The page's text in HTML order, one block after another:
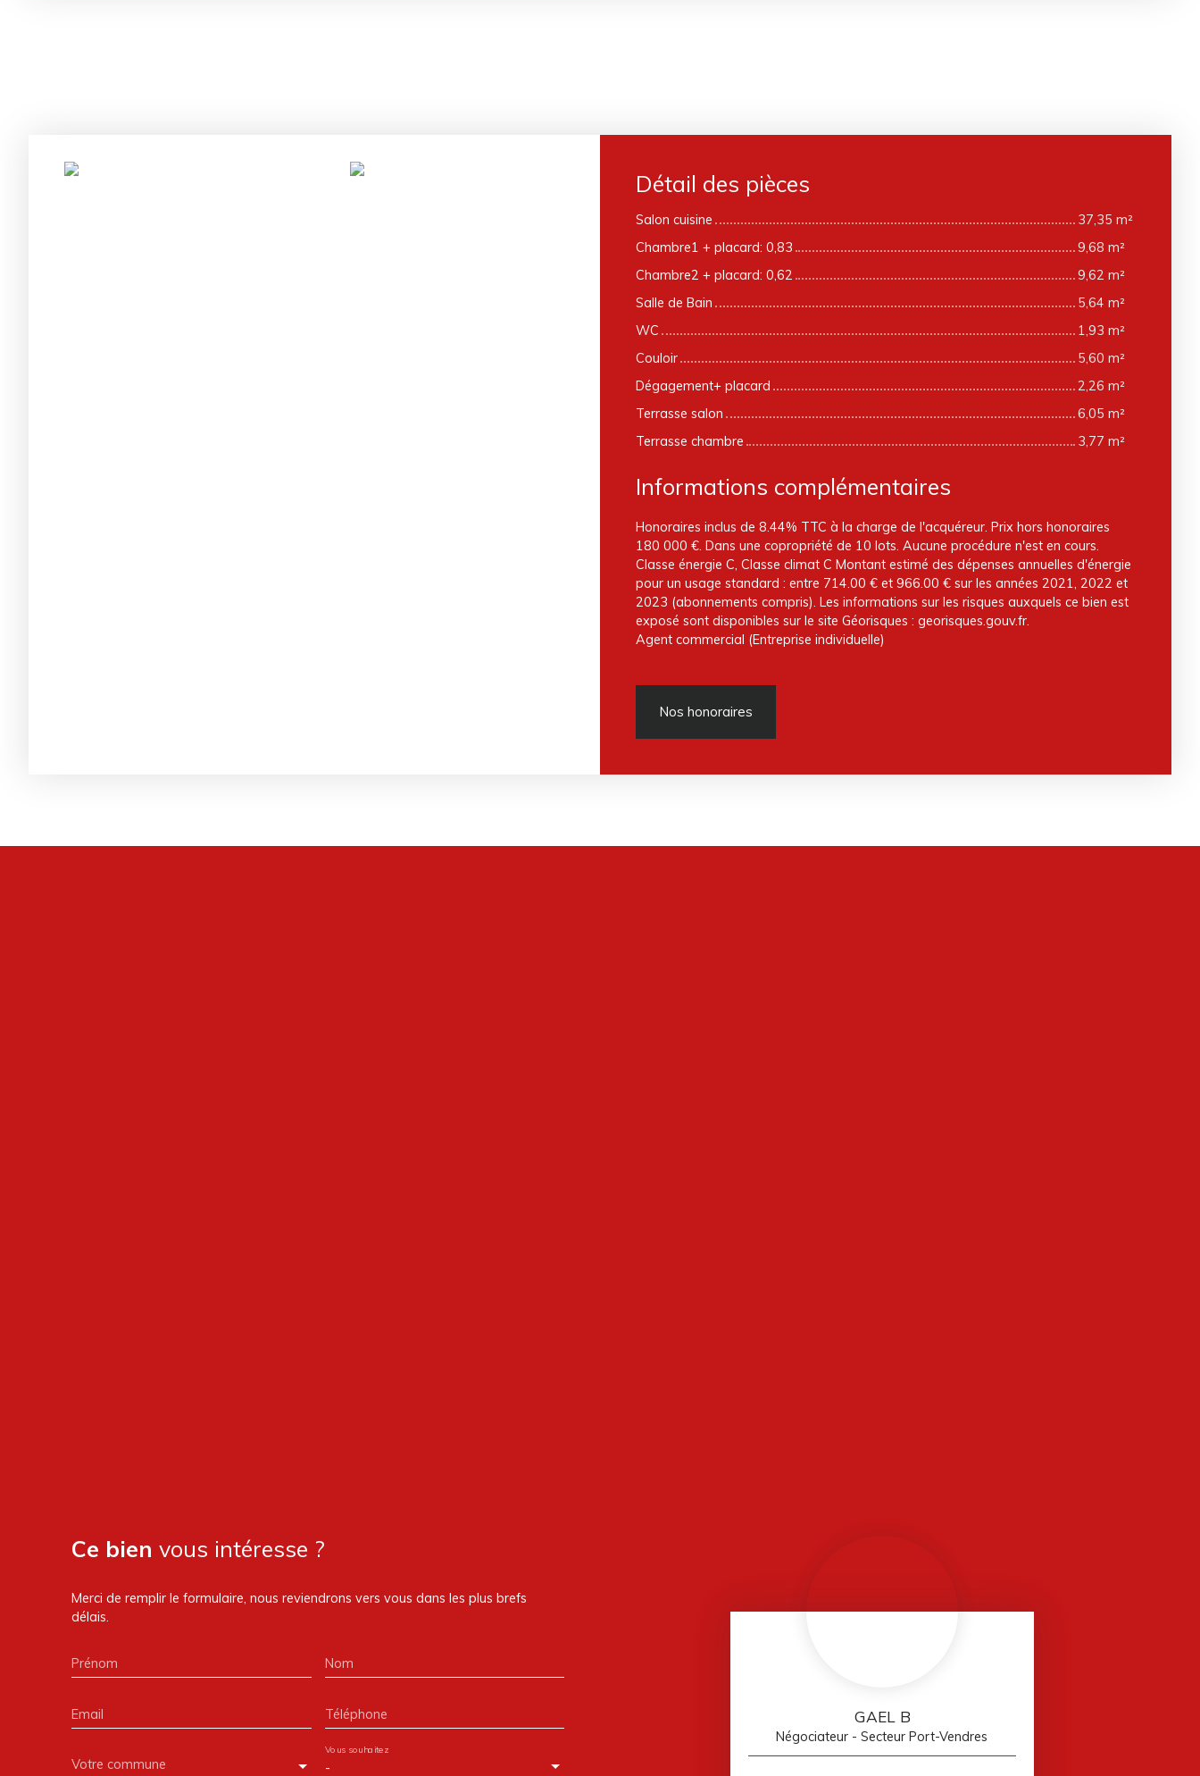
Détail des pièces
Salon cuisine
37,35 m²
Chambre1 + placard: 0,83
9,68 m²
Chambre2 + placard: 0,62
9,62 m²
Salle de Bain
5,64 m²
WC
1,93 m²
Couloir
5,60 m²
Dégagement+ placard
2,26 m²
Terrasse salon
6,05 m²
Terrasse chambre
3,77 m²
Informations complémentaires
Honoraires inclus de 8.44% TTC à la charge de l'acquéreur. Prix hors honoraires
180 000 €. Dans une copropriété de 10 lots. Aucune procédure n'est en cours.
Classe énergie C, Classe climat C Montant estimé des dépenses annuelles d'énergie
pour un usage standard : entre 714.00 € et 966.00 € sur les années 2021, 2022 et
2023 (abonnements compris). Les informations sur les risques auxquels ce bien est
exposé sont disponibles sur le site Géorisques : georisques.gouv.fr.
Agent commercial (Entreprise individuelle)
Nos honoraires
Ce bien vous intéresse ?
Merci de remplir le formulaire, nous reviendrons vers vous dans les plus brefs
délais.
Prénom Nom
Email Téléphone
Votre commune -
Vous souhaitez
GAEL B
Négociateur - Secteur Port-Vendres